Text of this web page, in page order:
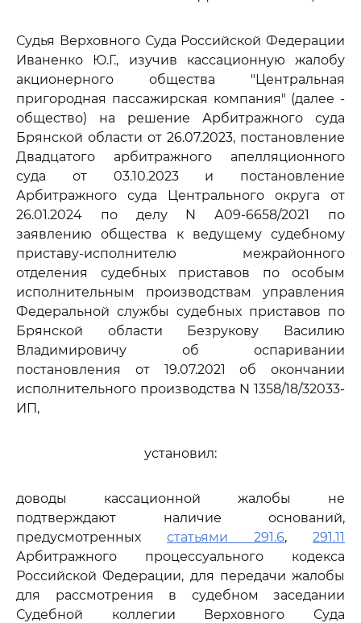
Судья Верховного Суда Российской Федерации
Иваненко Ю.Г., изучив кассационную жалобу
акционерного общества "Центральная
пригородная пассажирская компания" (далее -
общество) на решение Арбитражного суда
Брянской области от 26.07.2023, постановление
Двадцатого арбитражного апелляционного
суда от 03.10.2023 и постановление
Арбитражного суда Центрального округа от
26.01.2024 по делу N А09-6658/2021 по
заявлению общества к ведущему судебному
приставу-исполнителю межрайонного
отделения судебных приставов по особым
исполнительным производствам управления
Федеральной службы судебных приставов по
Брянской области Безрукову Василию
Владимировичу об оспаривании
постановления от 19.07.2021 об окончании
исполнительного производства N 1358/18/32033-
ИП,
установил:
доводы кассационной жалобы не
подтверждают наличие оснований,
предусмотренных статьями 291.6, 291.11
Арбитражного процессуального кодекса
Российской Федерации, для передачи жалобы
для рассмотрения в судебном заседании
Судебной коллегии Верховного Суда